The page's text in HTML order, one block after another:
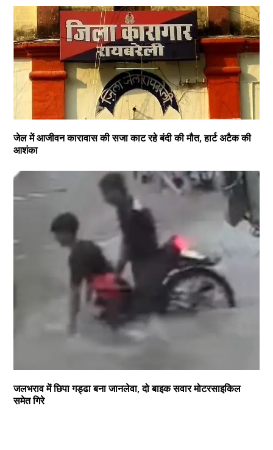
जेल में आजीवन कारावास की सजा काट रहे बंदी की मौत, हार्ट अटैक की
आशंका
जलभराव में छिपा गड्ढा बना जानलेवा, दो बाइक सवार मोटरसाइकिल
समेत गिरे